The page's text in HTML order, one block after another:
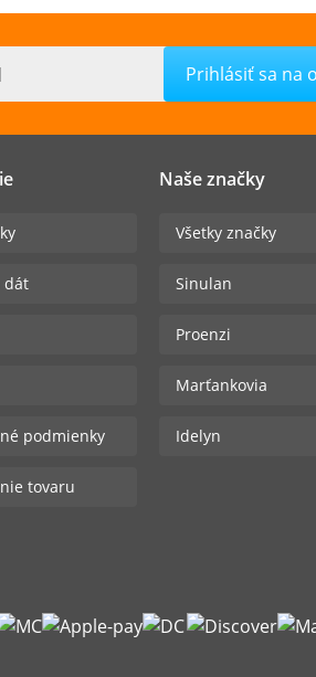
dát
podmienky
tovaru
Naše značky
Všetky značky
Sinulan
Proenzi
Marťankovia
Idelyn